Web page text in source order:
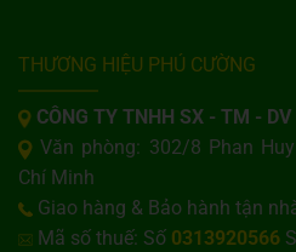
THƯƠNG HIỆU PHÚ CƯỜNG
CÔNG TY TNHH SX - TM - DV
Văn phòng: 302/8 Phan
Chí Minh
Giao hàng & Bảo hành tận
Mã số thuế: Số 0313920566